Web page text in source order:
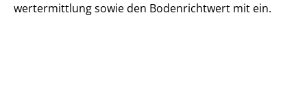
wert­ermitt­lung sowie den Bodenrichtwert mit ein.